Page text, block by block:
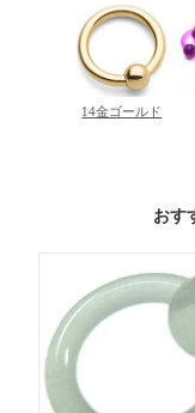
14金ゴールド
おす